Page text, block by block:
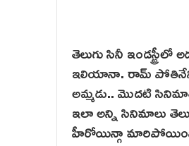
తెలుగు సినీ
ఇలియానా. రామ్ పోతినేని
అమ్మడు.. మొదటి
ఇలా అన్ని సినిమాలు
హీరోయిన్గా